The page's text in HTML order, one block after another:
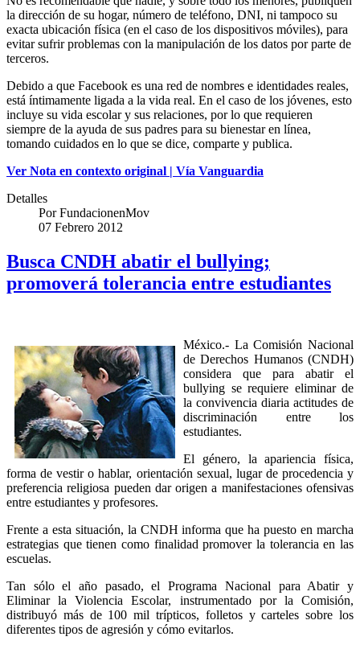
la dirección de su hogar, número de teléfono, DNI, ni tampoco su
exacta ubicación física (en el caso de los dispositivos móviles), para
evitar sufrir problemas con la manipulación de los datos por parte de
terceros.
Debido a que Facebook es una red de nombres e identidades reales,
está íntimamente ligada a la vida real. En el caso de los jóvenes, esto
incluye su vida escolar y sus relaciones, por lo que requieren
siempre de la ayuda de sus padres para su bienestar en línea,
tomando cuidados en lo que se dice, comparte y publica.
Ver Nota en contexto original | Vía Vanguardia
Detalles
PorFundacionenMov
07 Febrero 2012
Busca CNDH abatir el bullying;
promoverá tolerancia entre estudiantes
México.- La Comisión Nacional
de Derechos Humanos (CNDH)
considera que para abatir el
bullying se requiere eliminar de
la convivencia diaria actitudes de
discriminación entre los
estudiantes.
El género, la apariencia física,
forma de vestir o hablar, orientación sexual, lugar de procedencia y
preferencia religiosa pueden dar origen a manifestaciones ofensivas
entre estudiantes y profesores.
Frente a esta situación, la CNDH informa que ha puesto en marcha
estrategias que tienen como finalidad promover la tolerancia en las
escuelas.
Tan sólo el año pasado, el Programa Nacional para Abatir y
Eliminar la Violencia Escolar, instrumentado por la Comisión,
distribuyó más de 100 mil trípticos, folletos y carteles sobre los
diferentes tipos de agresión y cómo evitarlos.